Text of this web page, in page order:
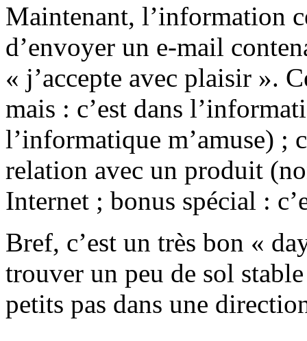
Maintenant, l’information
d’envoyer un e-mail
« j’accepte avec plaisir ».
mais : c’est dans
l’informatique m’amuse) ;
relation avec un produit
Internet ; bonus spécial :
Bref, c’est un très bon «
trouver un peu de sol
petits pas dans une